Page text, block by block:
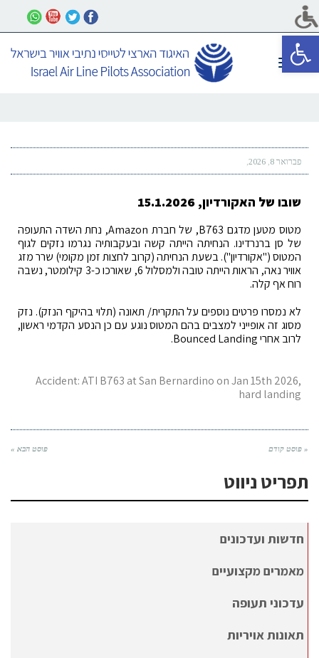
פתח סרגל נגישות
תפריט
פברואר 8, 2026
שובו של האקורדיון, 15.1.2026
מטוס מטען מדגם B763, של חברת Amazon, נחת השדה התעופה
של סן ברנרדינו. הנחיתה הייתה קשה ובעקבותיה נגרמו נזקים לגוף
המטוס ("אקורדיון"). בשעת הנחיתה (קרוב לחצות זמן מקומי) שרר מזג
אוויר נאה, הראות הייתה טובה ולמסלול 6, שאורכו כ-3 קילומטר, נשבה
רוח אף קלה.
לא נמסרו פרטים נוספים על התקרית/ תאונה (תלוי בהיקף הנזק). נזק
מסוג זה אופייני למצבים בהם המטוס נוגע עם כן הנסע הקדמי ראשון,
לרוב אחרי Bounced Landing.
Accident: ATI B763 at San Bernardino on Jan 15th 2026,
hard landing
« פוסט קודם פוסט הבא »
תפריט ניווט
חדשות ועדכונים
מאמרים מקצועיים
עדכוני תעופה
תאונות אויריות